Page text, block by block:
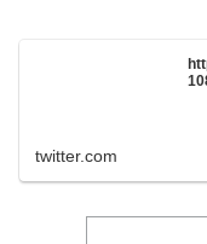
twitter.com